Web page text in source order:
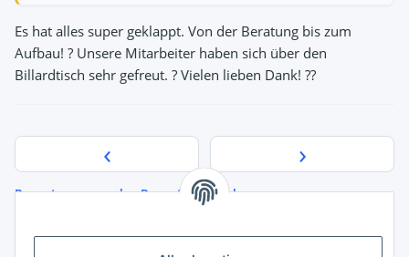
‹
Es hat alles super geklappt. Von der Beratung bis zum
Aufbau! ? Unsere Mitarbeiter haben sich über den
Billardtisch sehr gefreut. ? Vielen lieben Dank! ??
›
Bewertungen ansehenBewertung abgeben